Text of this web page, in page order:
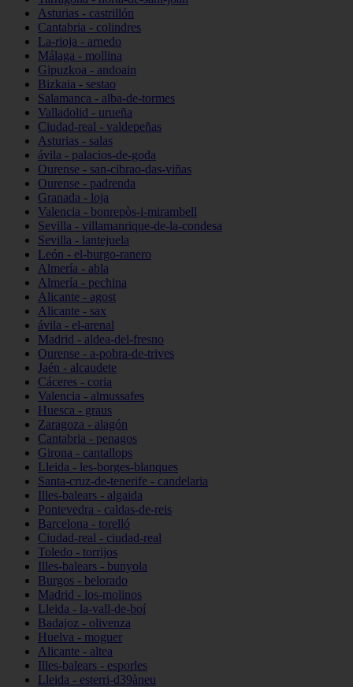
Asturias - castrillón
Cantabria - colindres
La-rioja - arnedo
Málaga - mollina
Gipuzkoa - andoain
Bizkaia - sestao
Salamanca - alba-de-tormes
Valladolid - urueña
Ciudad-real - valdepeñas
Asturias - salas
ávila - palacios-de-goda
Ourense - san-cibrao-das-viñas
Ourense - padrenda
Granada - loja
Valencia - bonrepòs-i-mirambell
Sevilla - villamanrique-de-la-condesa
Sevilla - lantejuela
León - el-burgo-ranero
Almería - abla
Almería - pechina
Alicante - agost
Alicante - sax
ávila - el-arenal
Madrid - aldea-del-fresno
Ourense - a-pobra-de-trives
Jaén - alcaudete
Cáceres - coria
Valencia - almussafes
Huesca - graus
Zaragoza - alagón
Cantabria - penagos
Girona - cantallops
Lleida - les-borges-blanques
Santa-cruz-de-tenerife - candelaria
Illes-balears - algaida
Pontevedra - caldas-de-reis
Barcelona - torelló
Ciudad-real - ciudad-real
Toledo - torrijos
Illes-balears - bunyola
Burgos - belorado
Madrid - los-molinos
Lleida - la-vall-de-boí
Badajoz - olivenza
Huelva - moguer
Alicante - altea
Illes-balears - esporles
Lleida - esterri-d39àneu